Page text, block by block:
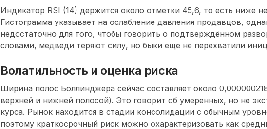
Индикатор RSI (14) держится около отметки 45,6, то есть ниже
Гистограмма указывает на ослабление давления продавцов,
недостаточно для того, чтобы говорить о подтверждённом
словами, медведи теряют силу, но быки ещё не перехватили
Волатильность и оценка риска
Ширина полос Боллинджера сейчас составляет около
верхней и нижней полосой). Это говорит об умеренных, но не
курса. Рынок находится в стадии консолидации с обычным
поэтому краткосрочный риск можно охарактеризовать как